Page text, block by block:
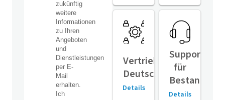
Vertriebspartner
Deutschland
Details
Support
für
Details